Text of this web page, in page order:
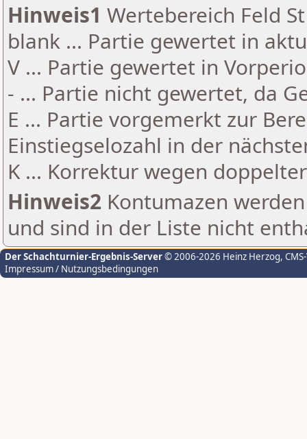
Hinweis1 Wertebereich Feld
blank ... Partie gewertet in
V ... Partie gewertet in
- ... Partie nicht gewertet, da
E ... Partie vorgemerkt zur
Einstiegselozahl in der
K ... Korrektur wegen
Hinweis2 Kontumazen
und sind in der Liste nicht
Der Schachturnier-Ergebnis-Server© 2006-2026 Heinz Herzog,
Impressum / Nutzungsbedingungen